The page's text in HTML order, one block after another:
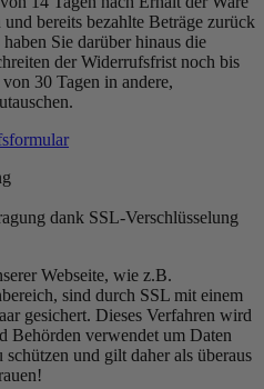
bereits bezahlte Beträge zurück
Sie darüber hinaus die
der Widerrufsfrist noch bis
30 Tagen in andere,
dank SSL-Verschlüsselung
Webseite, wie z.B.
sind durch SSL mit einem
gesichert. Dieses Verfahren wird
Behörden verwendet um Daten
und gilt daher als überaus